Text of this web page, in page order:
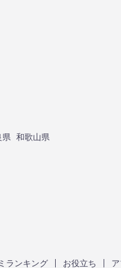
県 和歌山県
ランキング お役立ち